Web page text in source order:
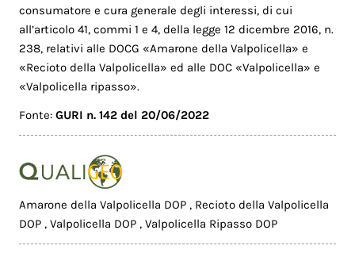
consumatore e cura generale degli interessi, di cui
all’articolo 41, commi 1 e 4, della legge 12 dicembre 2016, n.
238, relativi alle DOCG «Amarone della Valpolicella» e
«Recioto della Valpolicella» ed alle DOC «Valpolicella» e
«Valpolicella ripasso».
Fonte:GURI n. 142 del 20/06/2022
Amarone della Valpolicella DOP, Recioto della Valpolicella
DOP,Valpolicella DOP,Valpolicella Ripasso DOP